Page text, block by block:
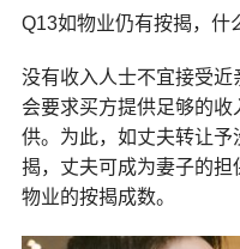
Q13如物业仍有按揭，什
没有收入人士不宜接受
会要求买方提供足够的
供。为此，如丈夫转让
揭，丈夫可成为妻子的
物业的按揭成数。